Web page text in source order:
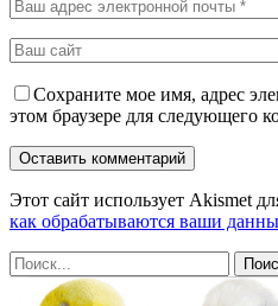
Сохраните мое имя, адрес
этом браузере для следующего
Этот сайт использует Akismet
как обрабатываются ваши